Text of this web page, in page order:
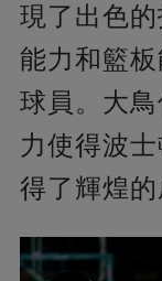
現了出色
能力和籃
球員。大
力使得波
得了輝煌的